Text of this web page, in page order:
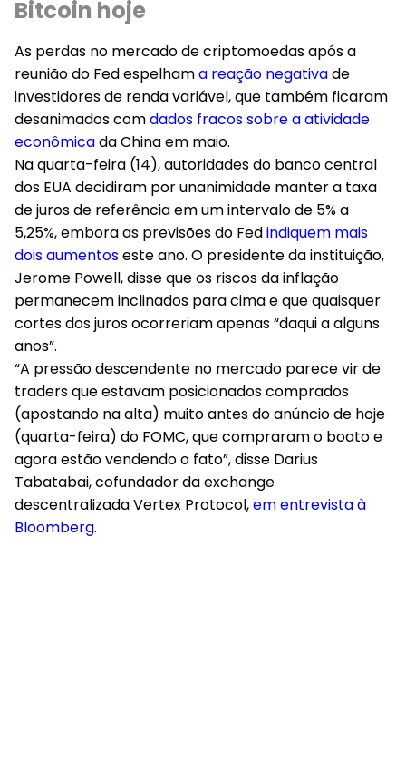
Bitcoin hoje
As perdas no mercado de criptomoedas após a
reunião do Fed espelhama reação negativade
investidores de renda variável, que também ficaram
desanimados comdados fracos sobre a atividade
econômicada China em maio.
Na quarta-feira (14), autoridades do banco central
dos EUA decidiram por unanimidade manter a taxa
de juros de referência em um intervalo de 5% a
5,25%, embora as previsões do Fedindiquem mais
dois aumentoseste ano. O presidente da instituição,
Jerome Powell, disse que os riscos da inflação
permanecem inclinados para cima e que quaisquer
cortes dos juros ocorreriam apenas “daqui a alguns
anos”.
“A pressão descendente no mercado parece vir de
traders que estavam posicionados comprados
(apostando na alta) muito antes do anúncio de hoje
(quarta-feira) do FOMC, que compraram o boato e
agora estão vendendo o fato”, disse Darius
Tabatabai, cofundador da exchange
descentralizada Vertex Protocol,em entrevista à
Bloomberg.